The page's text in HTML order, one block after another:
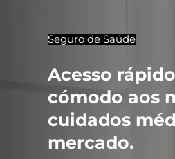
Seguro de Saúde
Acesso
cómodo aos
cuidados
mercado.